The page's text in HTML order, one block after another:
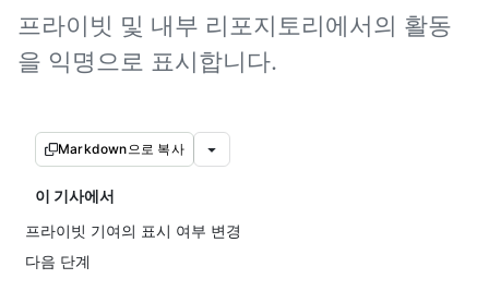
프라이빗 및 내부 리포지토리에서의 활동
을 익명으로 표시합니다.
Markdown으로 복사
이 기사에서
프라이빗 기여의 표시 여부 변경
다음 단계